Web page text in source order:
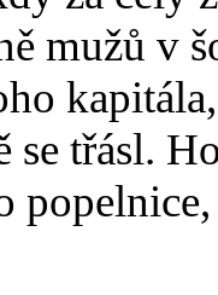
mužů v
se třásl.